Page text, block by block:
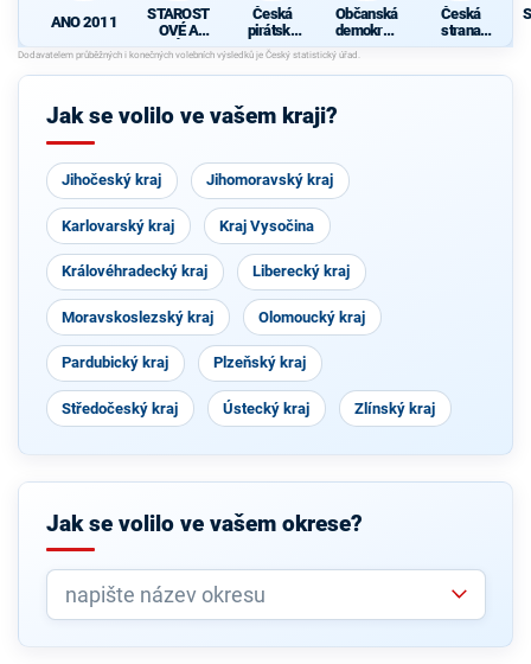
ANO 2011
STAROST
OVÉ A
NEZÁVISL
Í
Česká
pirátská
strana
Občanská
demokrati
cká strana
Česká
strana
sociálně
cká
Jak se volilo ve vašem kraji?
Jihočeský kraj Jihomoravský kraj
Karlovarský kraj Kraj Vysočina
Královéhradecký kraj Liberecký kraj
Moravskoslezský kraj Olomoucký kraj
Pardubický kraj Plzeňský kraj
Středočeský kraj Ústecký kraj Zlínský kraj
Jak se volilo ve vašem okrese?